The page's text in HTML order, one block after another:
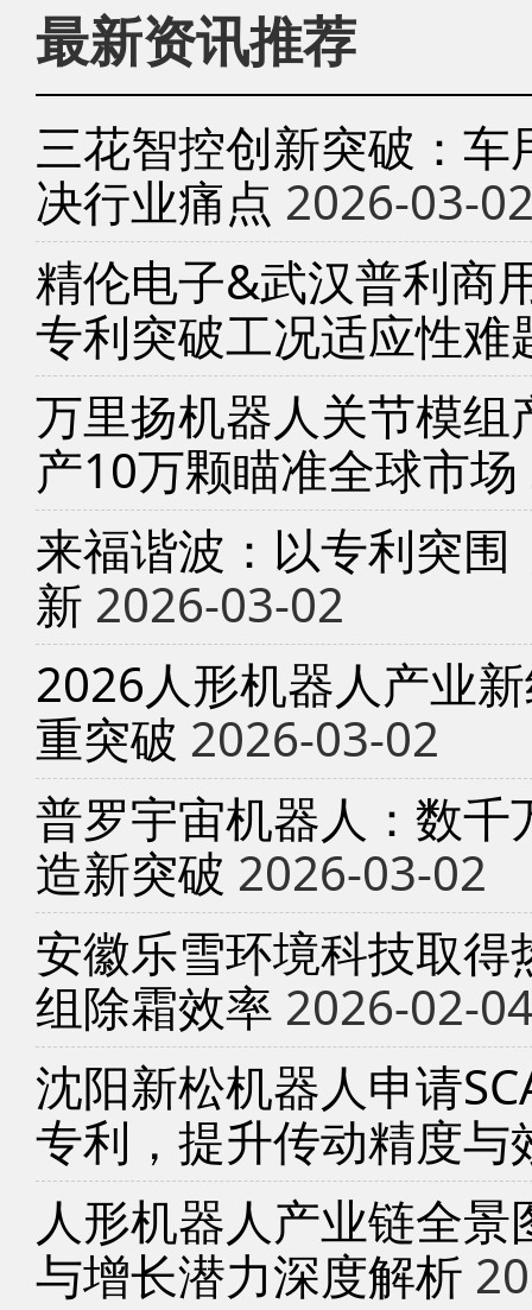
最新资讯推荐
三花智控创新突破：
决行业痛点 2026-03-
精伦电子&武汉普利商
专利突破工况适应性难
万里扬机器人关节模
产10万颗瞄准全球市场
来福谐波：以专利突
新 2026-03-02
2026人形机器人产业
重突破 2026-03-02
普罗宇宙机器人：数
造新突破 2026-03-02
安徽乐雪环境科技取
组除霜效率 2026-02-
沈阳新松机器人申请
专利，提升传动精度与
人形机器人产业链全
与增长潜力深度解析